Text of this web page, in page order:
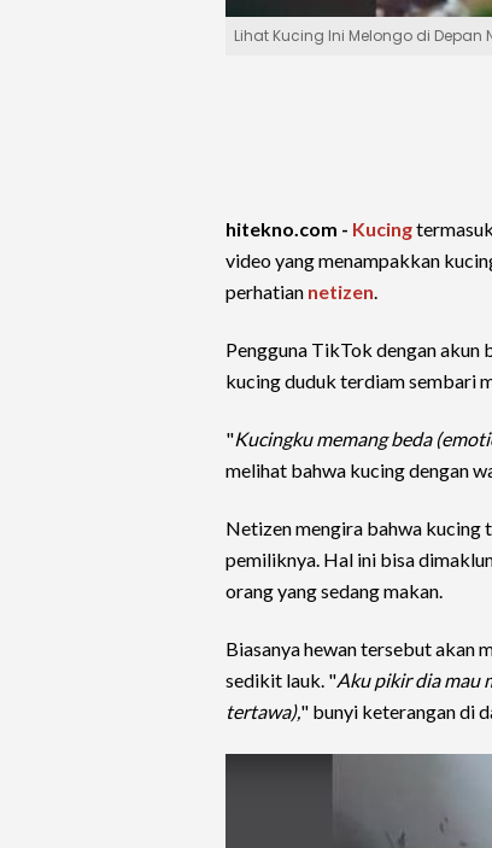
Lihat Kucing Ini Melongo di Depan
hitekno.com - Kucing
video yang menampakkan
perhatian netizen.
Pengguna TikTok dengan akun
kucing duduk terdiam sembari
"Kucingku memang beda
melihat bahwa kucing dengan
Netizen mengira bahwa kucing
pemiliknya. Hal ini bisa
orang yang sedang makan.
Biasanya hewan tersebut akan
sedikit lauk. "Aku pikir dia mau
tertawa)," bunyi keterangan di